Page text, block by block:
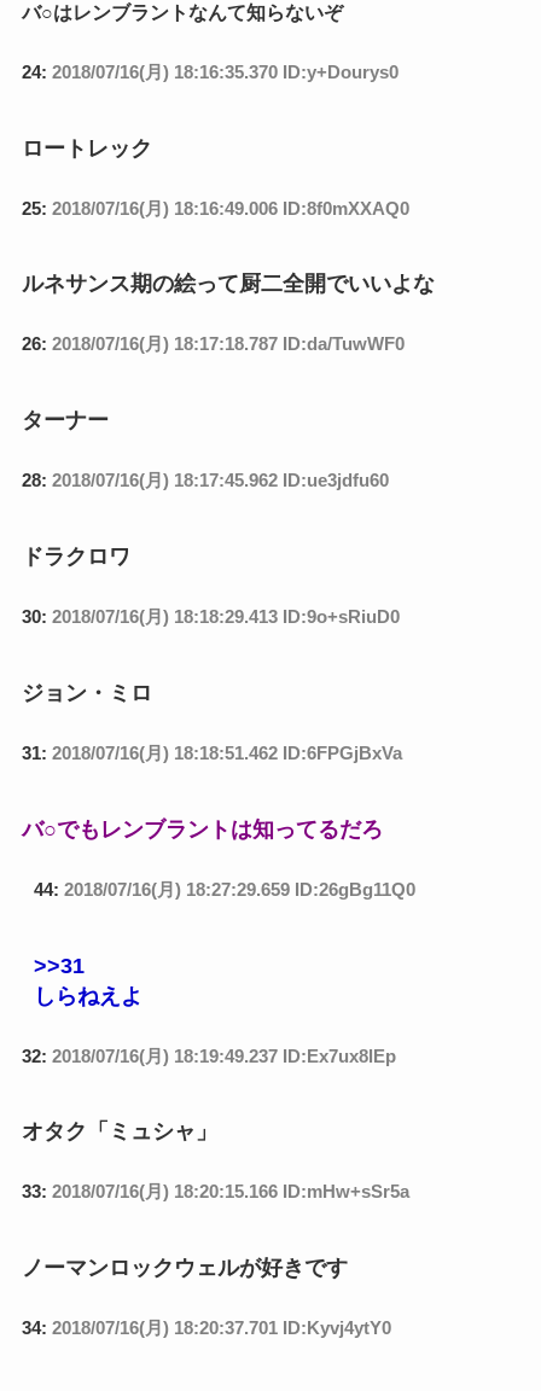
バ○はレンブラントなんて知らないぞ
24: 2018/07/16(月) 18:16:35.370 ID:y+Dourys0
ロートレック
25: 2018/07/16(月) 18:16:49.006 ID:8f0mXXAQ0
ルネサンス期の絵って厨二全開でいいよな
26: 2018/07/16(月) 18:17:18.787 ID:da/TuwWF0
ターナー
28: 2018/07/16(月) 18:17:45.962 ID:ue3jdfu60
ドラクロワ
30: 2018/07/16(月) 18:18:29.413 ID:9o+sRiuD0
ジョン・ミロ
31: 2018/07/16(月) 18:18:51.462 ID:6FPGjBxVa
バ○でもレンブラントは知ってるだろ
44: 2018/07/16(月) 18:27:29.659 ID:26gBg11Q0
>>31
しらねえよ
32: 2018/07/16(月) 18:19:49.237 ID:Ex7ux8lEp
オタク「ミュシャ」
33: 2018/07/16(月) 18:20:15.166 ID:mHw+sSr5a
ノーマンロックウェルが好きです
34: 2018/07/16(月) 18:20:37.701 ID:Kyvj4ytY0